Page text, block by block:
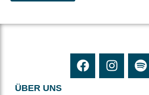
ÜBER UNS